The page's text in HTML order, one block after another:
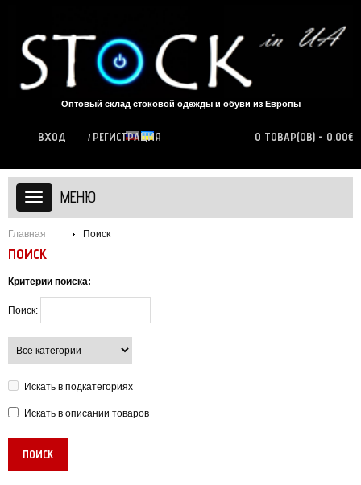
Оптовый склад стоковой одежды и обуви из Европы
0 ТОВАР(ОВ) - 0.00€
ВХОД РЕГИСТРАЦИЯ
МЕНЮ
Главная Поиск
ПОИСК
Критерии поиска:
Поиск:
Искать в подкатегориях
Искать в описании товаров